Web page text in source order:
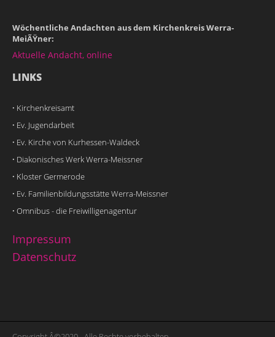
Wöchentliche Andachten aus dem Kirchenkreis Werra-
MeiÃŸner:
Aktuelle Andacht, online
LINKS
· Kirchenkreisamt
· Ev. Jugendarbeit
· Ev. Kirche von Kurhessen-Waldeck
· Diakonisches Werk Werra-Meissner
· Kloster Germerode
· Ev. Familienbildungsstätte Werra-Meissner
· Omnibus - die Freiwilligenagentur
Impressum
Datenschutz